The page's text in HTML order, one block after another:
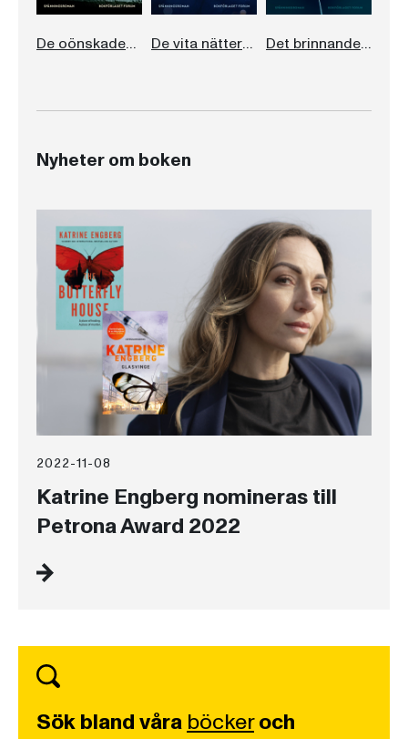
De oönskades paradis De vita nätterna Det brinnande bladet
Nyheter om boken
2022-11-08
Katrine Engberg nomineras till
Petrona Award 2022
Sök bland våra böckeroch